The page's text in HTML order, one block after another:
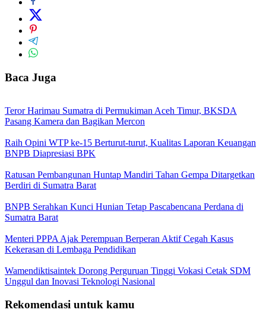
Baca Juga
Teror Harimau Sumatra di Permukiman Aceh Timur, BKSDA
Pasang Kamera dan Bagikan Mercon
Raih Opini WTP ke-15 Berturut-turut, Kualitas Laporan Keuangan
BNPB Diapresiasi BPK
Ratusan Pembangunan Huntap Mandiri Tahan Gempa Ditargetkan
Berdiri di Sumatra Barat
BNPB Serahkan Kunci Hunian Tetap Pascabencana Perdana di
Sumatra Barat
Menteri PPPA Ajak Perempuan Berperan Aktif Cegah Kasus
Kekerasan di Lembaga Pendidikan
Wamendiktisaintek Dorong Perguruan Tinggi Vokasi Cetak SDM
Unggul dan Inovasi Teknologi Nasional
Rekomendasi untuk kamu